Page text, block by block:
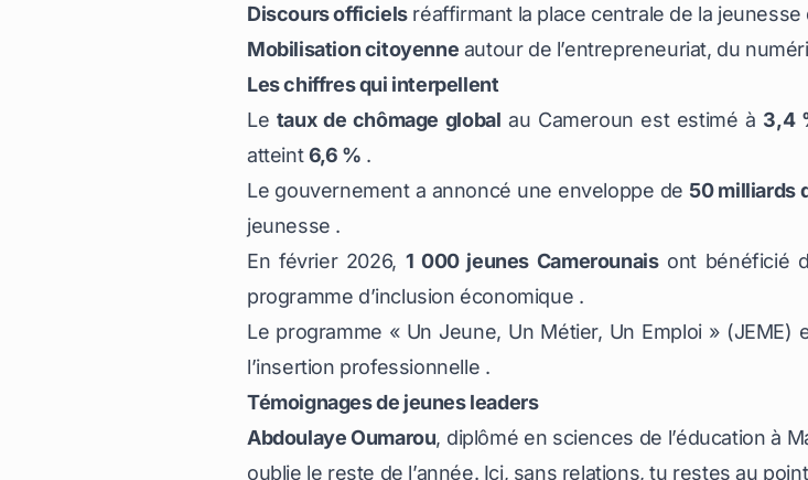
Discours officielsréaffirmant la place centrale de la jeunesse
Mobilisation citoyenne autour de l’entrepreneuriat, du
Les chiffres qui interpellent
Le taux de chômage global au Cameroun est estimé à 3,4
atteint6,6 % .
Le gouvernement a annoncé une enveloppe de 50 milliards
jeunesse .
En février 2026, 1 000 jeunes Camerounaisont bénéficié
programme d’inclusion économique .
Le programme « Un Jeune, Un Métier, Un Emploi » (JEME)
l’insertion professionnelle .
Témoignages de jeunes leaders
Abdoulaye Oumarou, diplômé en sciences de l’éducation à
oublie le reste de l’année. Ici, sans relations, tu restes au